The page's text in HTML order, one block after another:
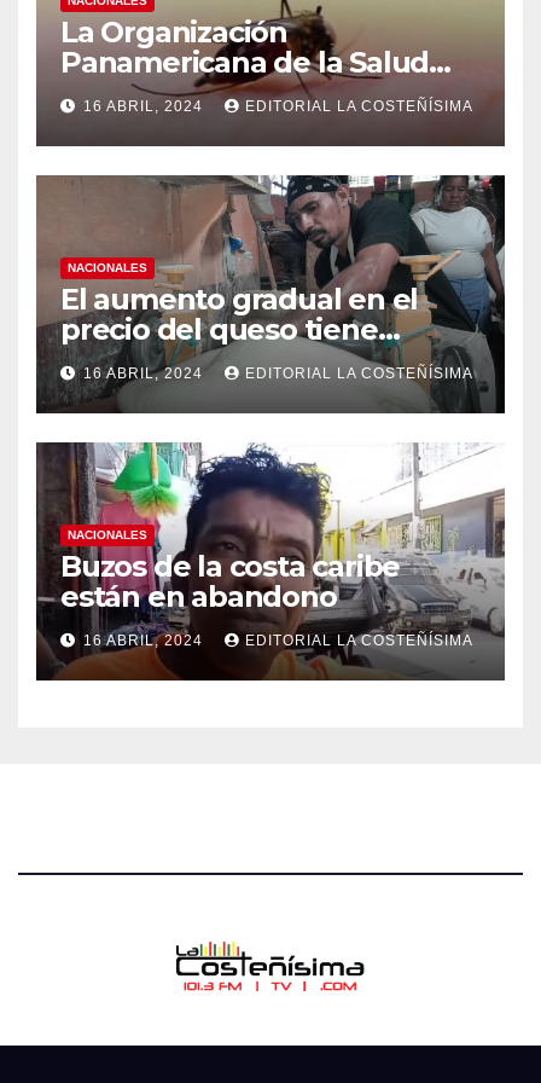
La Organización
Panamericana de la Salud
(OPS), recomienda reforzar
medidas ante el aumento de
casos de dengue
16 ABRIL, 2024 EDITORIAL LA COSTEÑÍSIMA
NACIONALES
El aumento gradual en el
precio del queso tiene
efectos a las Panaderias
16 ABRIL, 2024 EDITORIAL LA COSTEÑÍSIMA
NACIONALES
Buzos de la costa caribe
están en abandono
16 ABRIL, 2024 EDITORIAL LA COSTEÑÍSIMA